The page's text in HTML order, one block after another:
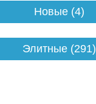
Новые (4)
Элитные (291)